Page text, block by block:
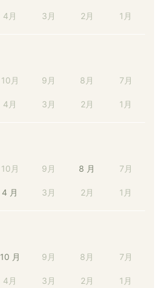
4月 3月 2月 1月
10月 9月 8月 7月
4月 3月 2月 1月
10月 9月 8 月 7月
4 月 3月 2月 1月
10 月 9月 8月 7月
4月 3月 2月 1月